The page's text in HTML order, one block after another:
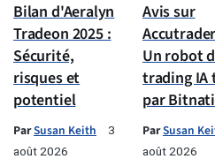
Bilan d'Aeralyn
Tradeon 2025 :
Sécurité,
risques et
potentiel
ParSusan Keith
3
août 2026
Avis sur
Un robot
trading IA
par
ParSusan
août 2026